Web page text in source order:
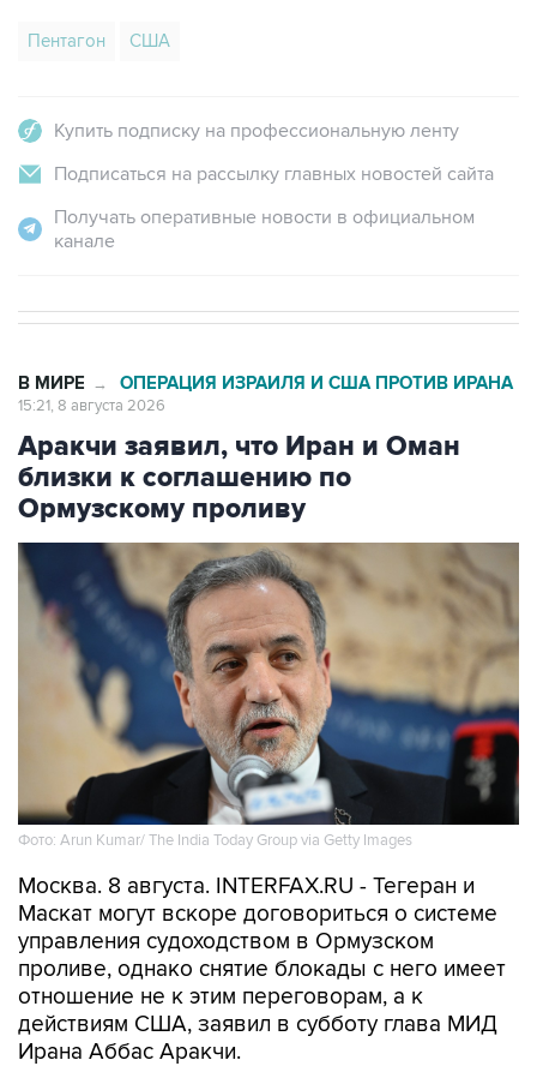
Пентагон США
Купить подписку на профессиональную ленту
Подписаться на рассылку главных новостей сайта
Получать оперативные новости в официальном
канале
В МИРЕ → ОПЕРАЦИЯ ИЗРАИЛЯ И США ПРОТИВ ИРАНА
15:21, 8 августа 2026
Аракчи заявил, что Иран и Оман
близки к соглашению по
Ормузскому проливу
Фото: Arun Kumar/ The India Today Group via Getty Images
Москва. 8 августа. INTERFAX.RU - Тегеран и
Маскат могут вскоре договориться о системе
управления судоходством в Ормузском
проливе, однако снятие блокады с него имеет
отношение не к этим переговорам, а к
действиям США, заявил в субботу глава МИД
Ирана Аббас Аракчи.